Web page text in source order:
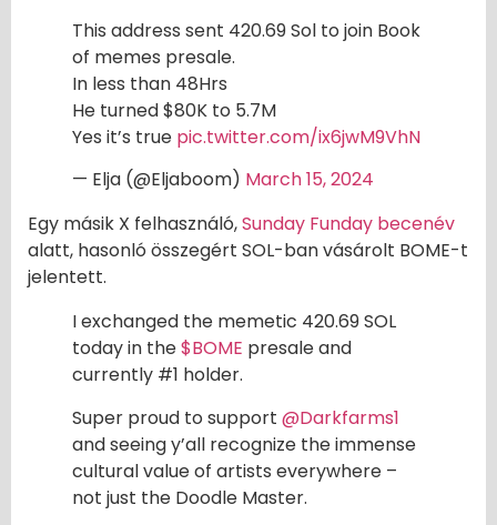
This address sent 420.69 Sol to join Book
of memes presale.
In less than 48Hrs
He turned $80K to 5.7M
Yes it’s true pic.twitter.com/ix6jwM9VhN
— Elja (@Eljaboom) March 15, 2024
Egy másik X felhasználó,Sunday Funday becenév
alatt, hasonló összegért SOL-ban vásárolt BOME-t
jelentett.
I exchanged the memetic 420.69 SOL
today in the$BOME presale and
currently #1 holder.
Super proud to support @Darkfarms1
and seeing y’all recognize the immense
cultural value of artists everywhere –
not just the Doodle Master.